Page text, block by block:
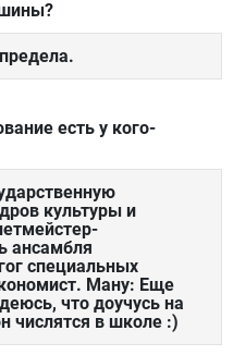
есть у кого-
культуры и
ансамбля
специальных
Ману: Еще
что доучусь на
числятся в школе :)